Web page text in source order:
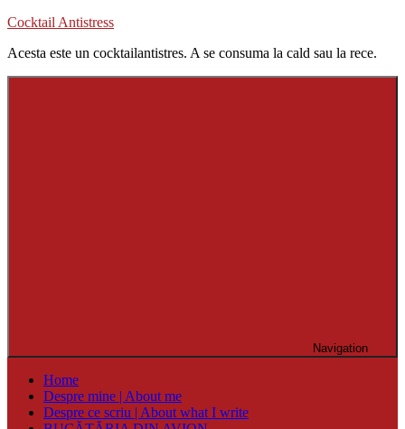
Skip
content
Cocktail Antistress
Acesta este un cocktailantistres. A se consuma la cald sau la rece.
Navigation
Home
Despre mine | About me
Despre ce scriu | About what I write